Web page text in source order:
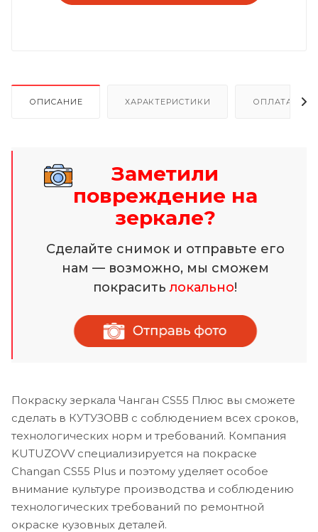
ОПИСАНИЕ ХАРАКТЕРИСТИКИ ОПЛАТА И
Заметили
повреждение на
зеркале?
Сделайте снимок и отправьте его
нам — возможно, мы сможем
покраситьлокально!
Покраску зеркала Чанган CS55 Плюс вы сможете
сделать в КУТУЗОВВ с соблюдением всех сроков,
технологических норм и требований. Компания
KUTUZOVV специализируется на покраске
Changan CS55 Plus и поэтому уделяет особое
внимание культуре производства и соблюдению
технологических требований по ремонтной
окраске кузовных деталей.